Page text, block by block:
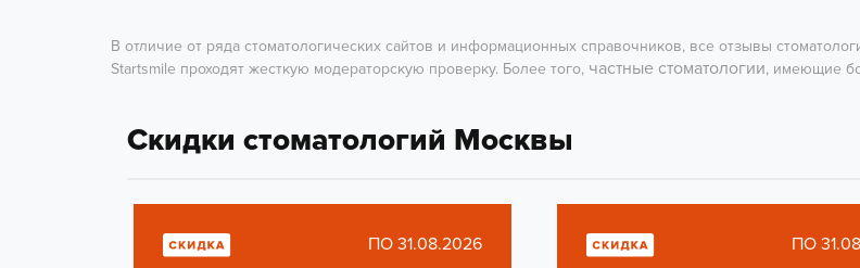
В отличие от ряда стоматологических сайтов и информационных справочников, все отзывы
Startsmile проходят жесткую модераторскую проверку. Более того, частные стоматологии, имеющие
Скидки стоматологий Москвы
ПО 31.08.2026 ПО